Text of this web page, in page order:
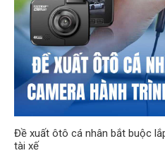
Đề xuất ôtô cá nhân bắt buộc
tài xế